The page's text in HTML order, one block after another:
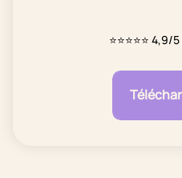
⭐⭐⭐⭐⭐ 4,9/5